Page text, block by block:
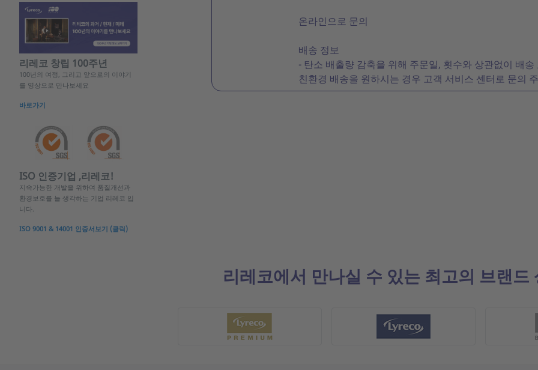
리레코 창립 100주년
100년의 여정, 그리고 앞으로의 이야기
를 영상으로 만나보세요
바로가기
ISO 인증기업 ,리레코!
지속가능한 개발을 위하여 품질개선과
환경보호를 늘 생각하는 기업 리레코 입
니다.
ISO 9001 & 14001 인증서보기 (클릭)
온라인으로 문의
배송 정보
- 탄소 배출량 감축을 위해 주문일, 횟수와 상관없이 배
친환경 배송을 원하시는 경우 고객 서비스 센터로 문의
리레코에서 만나실 수 있는 최고의 브랜드